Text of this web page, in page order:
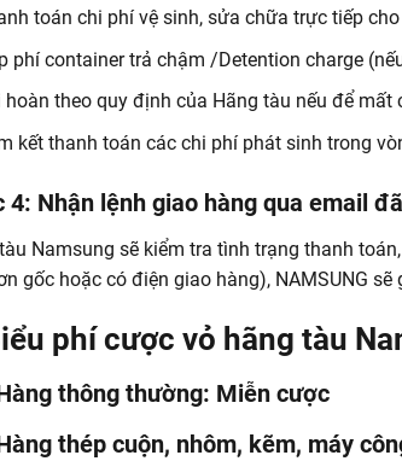
toán chi phí vệ sinh, sửa chữa trực tiếp
phí container trả chậm /Detention charge
hoàn theo quy định của Hãng tàu nếu để mất
kết thanh toán các chi phí phát sinh trong
4: Nhận lệnh giao hàng qua email
Namsung sẽ kiểm tra tình trạng thanh
gốc hoặc có điện giao hàng), NAMSUNG
phí cược vỏ hãng tàu
thông thường: Miễn cược
thép cuộn, nhôm, kẽm, máy